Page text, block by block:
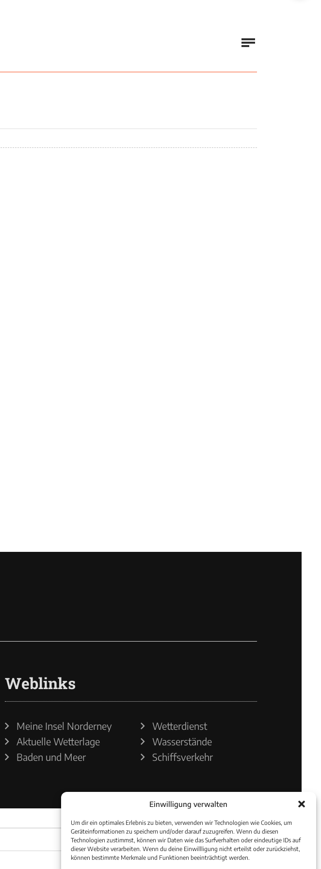
Einwilligung verwalten
Um dir ein optimales Erlebnis zu bieten, verwenden wir Technologien wie Cookies, um
Geräteinformationen zu speichern und/oder darauf zuzugreifen. Wenn du diesen
Technologien zustimmst, können wir Daten wie das Surfverhalten oder eindeutige IDs auf
dieser Website verarbeiten. Wenn du deine Einwillligung nicht erteilst oder zurückziehst,
können bestimmte Merkmale und Funktionen beeinträchtigt werden.
Weblinks
Meine Insel Norderney
Aktuelle Wetterlage
Baden und Meer
Wetterdienst
Wasserstände
Schiffsverkehr